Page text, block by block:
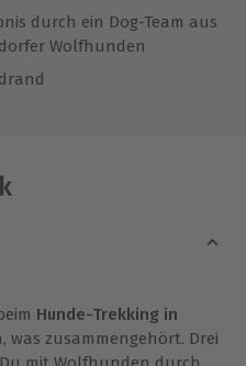
durch ein Dog-Team aus
Wolfhunden
Hunde-Trekking in
was zusammengehört. Drei